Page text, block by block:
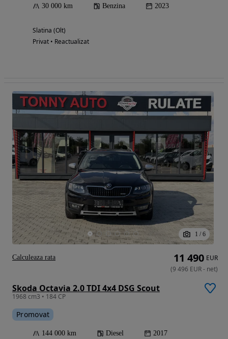
30 000 km Benzina 2023
Slatina (Olt)
Privat • Reactualizat
1 / 6
Skoda Octavia 2.0 TDI 4x4 DSG Scout
1968 cm3 • 184 CP
Promovat
144 000 km Diesel 2017
11 490 EUR
(9 496 EUR- net)
Calculeaza rata